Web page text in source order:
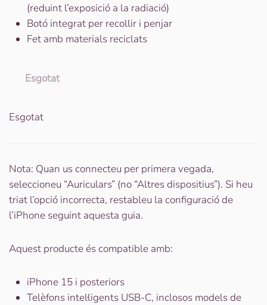
(reduint l’exposició a la radiació)
Botó integrat per recollir i penjar
Fet amb materials reciclats
Esgotat
Esgotat
Nota: Quan us connecteu per primera vegada,
seleccioneu “Auriculars” (no “Altres dispositius”). Si heu
triat l’opció incorrecta, restableu la configuració de
l’iPhone seguint aquesta guia.
Aquest producte és compatible amb:
iPhone 15 i posteriors
Telèfons intel·ligents USB-C, inclosos models de